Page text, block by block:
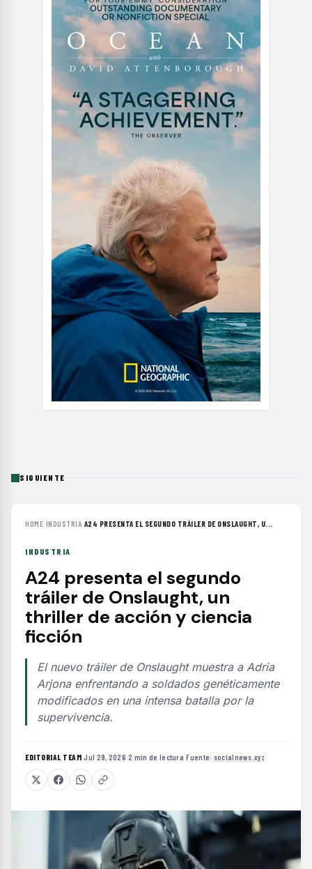
SIGUIENTE
HOME›INDUSTRIA›A24 PRESENTA EL SEGUNDO TRÁILER DE ONSLAUGHT, U...
INDUSTRIA
A24 presenta el segundo
tráiler de Onslaught, un
thriller de acción y ciencia
ficción
El nuevo tráiler de Onslaught muestra a Adria
Arjona enfrentando a soldados genéticamente
modificados en una intensa batalla por la
supervivencia.
EDITORIAL TEAM·Jul 29, 2026·2 min de lectura·Fuente: socialnews.xyz